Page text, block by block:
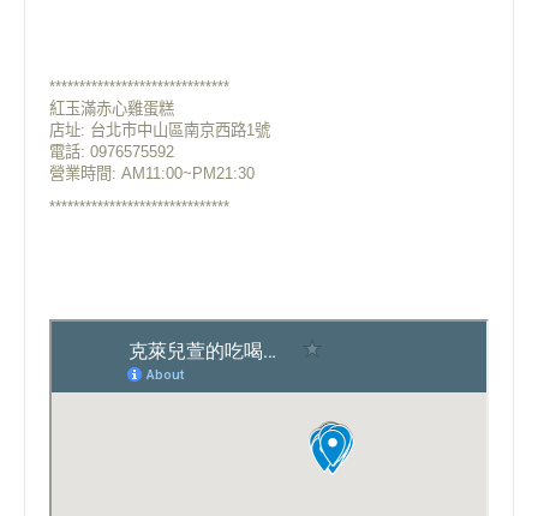
******************************
紅玉滿赤心雞蛋糕
店址: 台北市中山區南京西路1號
電話: 0976575592
營業時間: AM11:00~PM21:30
******************************